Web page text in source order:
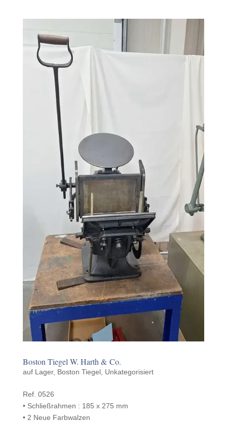
Boston Tiegel W. Harth & Co.
auf Lager, Boston Tiegel, Unkategorisiert
Ref. 0526
• Schließrah­men : 185 x 275 mm
• 2 Neue Farbwalzen